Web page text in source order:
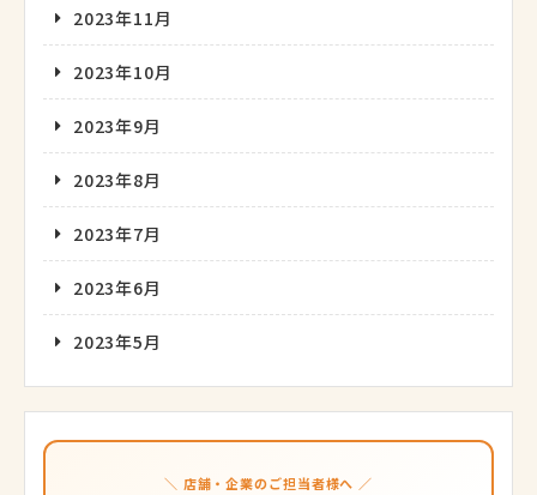
2023年11月
2023年10月
2023年9月
2023年8月
2023年7月
2023年6月
2023年5月
＼ 店舗・企業のご担当者様へ ／